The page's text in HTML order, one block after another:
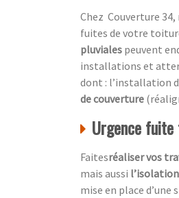
Chez Couverture
fuites de votre
pluviales peuvent
installations et
dont : l’installation
de couverture
Urgence
Faitesréaliser vos
mais aussi
mise en place